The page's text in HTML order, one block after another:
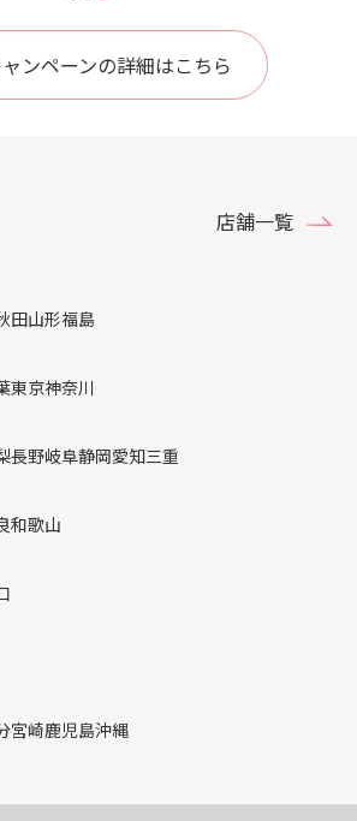
ンペーンの詳細はこちら
店舗一覧
田山形福島
東京神奈川
長野岐阜静岡愛知三重
和歌山
宮崎鹿児島沖縄